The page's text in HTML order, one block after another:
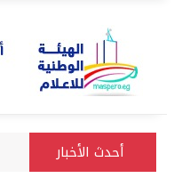
أحدث الأخبار